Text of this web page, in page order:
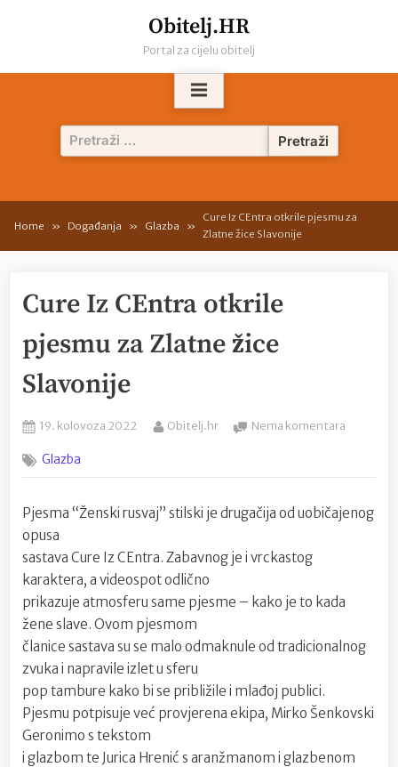
Obitelj.HR
Portal za cijelu obitelj
Pretraži:
Home Događanja Glazba
Cure Iz CEntra otkrile pjesmu za
Zlatne žice Slavonije
Cure Iz CEntra otkrile
pjesmu za Zlatne žice
Slavonije
Posted
19. kolovoza 2022 By
Obitelj.hr Nema komentara
za
žice
Glazba
Pjesma “Ženski rusvaj” stilski je drugačija od uobičajenog
opusa
sastava Cure Iz CEntra. Zabavnog je i vrckastog
karaktera, a videospot odlično
prikazuje atmosferu same pjesme – kako je to kada
žene slave. Ovom pjesmom
članice sastava su se malo odmaknule od tradicionalnog
zvuka i napravile izlet u sferu
pop tambure kako bi se približile i mlađoj publici.
Pjesmu potpisuje već provjerena ekipa, Mirko Šenkovski
Geronimo s tekstom
i glazbom te Jurica Hrenić s aranžmanom i glazbenom